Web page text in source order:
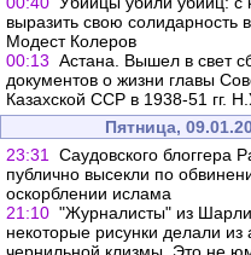
выразить свою солидарность
Модест Колеров
00:13 Астана. Вышел в свет
документов о жизни главы
Казахской ССР в 1938-51 гг.
Пятница,
23:31
Саудовского блоггера
публично высекли по
оскорблении ислама
21:10 "Журналисты" из
некоторые рисунки делали из